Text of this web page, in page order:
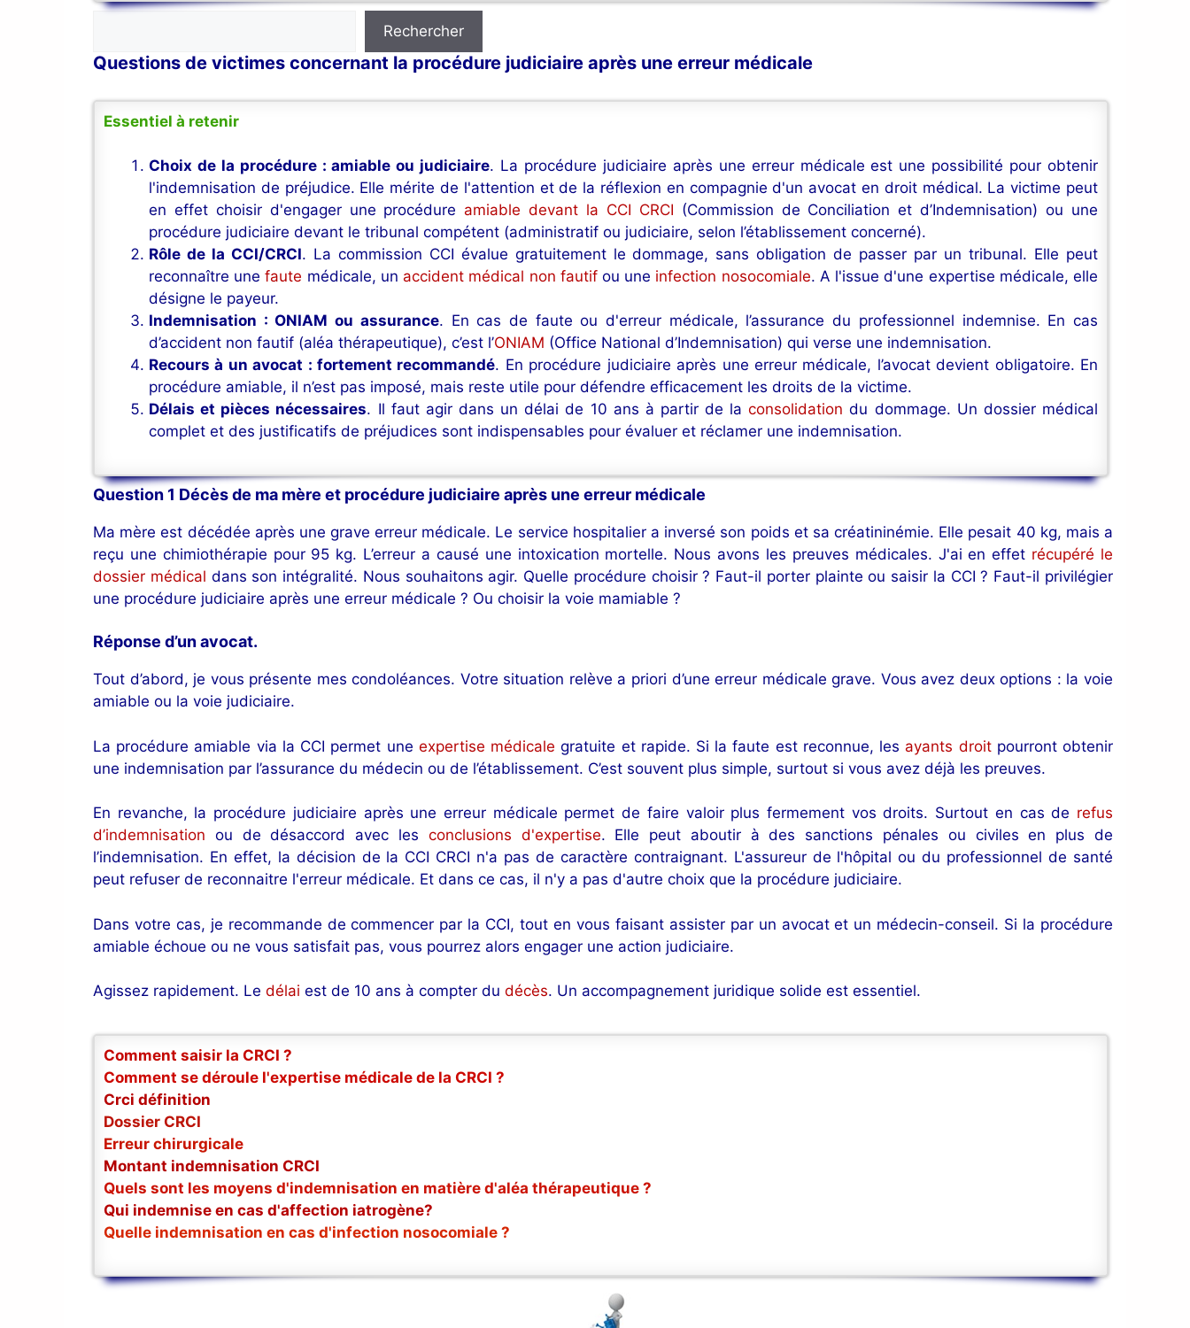
Rechercher
Questions de victimes concernant la procédure judiciaire après une erreur médicale
Essentiel à retenir
Choix de la procédure : amiable ou judiciaire. La procédure judiciaire après une erreur médicale est une possibilité pour obtenir
l'indemnisation de préjudice. Elle mérite de l'attention et de la réflexion en compagnie d'un avocat en droit médical. La victime peut
en effet choisir d'engager une procédure amiable devant la CCI CRCI (Commission de Conciliation et d’Indemnisation) ou une
procédure judiciaire devant le tribunal compétent (administratif ou judiciaire, selon l’établissement concerné).
Rôle de la CCI/CRCI. La commission CCI évalue gratuitement le dommage, sans obligation de passer par un tribunal. Elle peut
reconnaître unefaute médicale, un accident médical non fautifou une infection nosocomiale. A l'issue d'une expertise médicale, elle
désigne le payeur.
Indemnisation : ONIAM ou assurance. En cas de faute ou d'erreur médicale, l’assurance du professionnel indemnise. En cas
d’accident non fautif (aléa thérapeutique), c’est l’ONIAM (Office National d’Indemnisation) qui verse une indemnisation.
Recours à un avocat : fortement recommandé. En procédure judiciaire après une erreur médicale, l’avocat devient obligatoire. En
procédure amiable, il n’est pas imposé, mais reste utile pour défendre efficacement les droits de la victime.
Délais et pièces nécessaires. Il faut agir dans un délai de 10 ans à partir de laconsolidationdu dommage. Un dossier médical
complet et des justificatifs de préjudices sont indispensables pour évaluer et réclamer une indemnisation.
Question 1 Décès de ma mère et procédure judiciaire après une erreur médicale
Ma mère est décédée après une grave erreur médicale. Le service hospitalier a inversé son poids et sa créatininémie. Elle pesait 40 kg, mais a
reçu une chimiothérapie pour 95 kg. L’erreur a causé une intoxication mortelle. Nous avons les preuves médicales. J'ai en effet récupéré le
dossier médical dans son intégralité. Nous souhaitons agir. Quelle procédure choisir ? Faut-il porter plainte ou saisir la CCI ? Faut-il privilégier
une procédure judiciaire après une erreur médicale ? Ou choisir la voie mamiable ?
Réponse d’un avocat.
Tout d’abord, je vous présente mes condoléances. Votre situation relève a priori d’une erreur médicale grave. Vous avez deux options : la voie
amiable ou la voie judiciaire.
La procédure amiable via la CCI permet une expertise médicale gratuite et rapide. Si la faute est reconnue, les ayants droitpourront obtenir
une indemnisation par l’assurance du médecin ou de l’établissement. C’est souvent plus simple, surtout si vous avez déjà les preuves.
En revanche, la procédure judiciaire après une erreur médicale permet de faire valoir plus fermement vos droits. Surtout en cas de refus
d’indemnisation ou de désaccord avec les conclusions d'expertise. Elle peut aboutir à des sanctions pénales ou civiles en plus de
l’indemnisation. En effet, la décision de la CCI CRCI n'a pas de caractère contraignant. L'assureur de l'hôpital ou du professionnel de santé
peut refuser de reconnaitre l'erreur médicale. Et dans ce cas, il n'y a pas d'autre choix que la procédure judiciaire.
Dans votre cas, je recommande de commencer par la CCI, tout en vous faisant assister par un avocat et un médecin-conseil. Si la procédure
amiable échoue ou ne vous satisfait pas, vous pourrez alors engager une action judiciaire.
Agissez rapidement. Le délai est de 10 ans à compter du décès. Un accompagnement juridique solide est essentiel.
Comment saisir la CRCI ?
Comment se déroule l'expertise médicale de la CRCI ?
Crci définition
Dossier CRCI
Erreur chirurgicale
Montant indemnisation CRCI
Quels sont les moyens d'indemnisation en matière d'aléa thérapeutique ?
Qui indemnise en cas d'affection iatrogène?
Quelle indemnisation en cas d'infection nosocomiale ?